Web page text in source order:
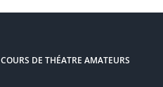
COURS DE THÉATRE AMATEURS